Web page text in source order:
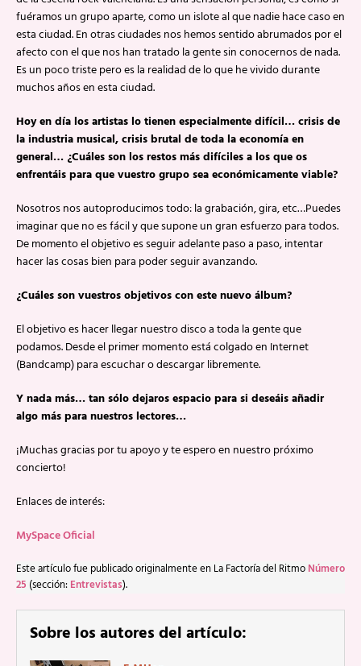
fuéramos un grupo aparte, como un islote al que nadie hace caso en
esta ciudad. En otras ciudades nos hemos sentido abrumados por el
afecto con el que nos han tratado la gente sin conocernos de nada.
Es un poco triste pero es la realidad de lo que he vivido durante
muchos años en esta ciudad.
Hoy en día los artistas lo tienen especialmente difícil… crisis de
la industria musical, crisis brutal de toda la economía en
general… ¿Cuáles son los restos más difíciles a los que os
enfrentáis para que vuestro grupo sea económicamente viable?
Nosotros nos autoproducimos todo: la grabación, gira, etc…Puedes
imaginar que no es fácil y que supone un gran esfuerzo para todos.
De momento el objetivo es seguir adelante paso a paso, intentar
hacer las cosas bien para poder seguir avanzando.
¿Cuáles son vuestros objetivos con este nuevo álbum?
El objetivo es hacer llegar nuestro disco a toda la gente que
podamos. Desde el primer momento está colgado en Internet
(Bandcamp) para escuchar o descargar libremente.
Y nada más… tan sólo dejaros espacio para si deseáis añadir
algo más para nuestros lectores…
¡Muchas gracias por tu apoyo y te espero en nuestro próximo
concierto!
Enlaces de interés:
MySpace Oficial
Este artículo fue publicado originalmente en La Factoría del Ritmo Número
25 (sección: Entrevistas).
Sobre los autores del artículo: